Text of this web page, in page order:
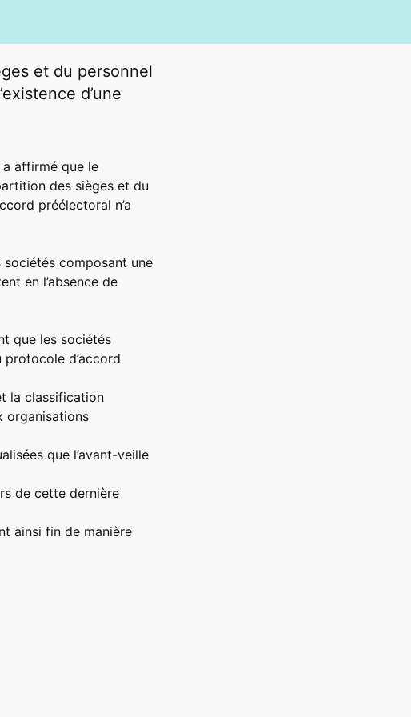
et du personnel
d’une
a affirmé que le
des sièges et du
préélectoral n’a
sociétés composant une
en l’absence de
que les sociétés
d’accord
la classification
organisations
que l’avant-veille
de cette dernière
ainsi fin de manière